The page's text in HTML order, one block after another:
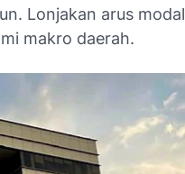
Lonjakan arus modal
makro daerah.